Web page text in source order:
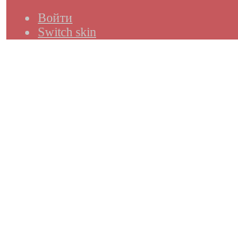
Войти
Switch skin